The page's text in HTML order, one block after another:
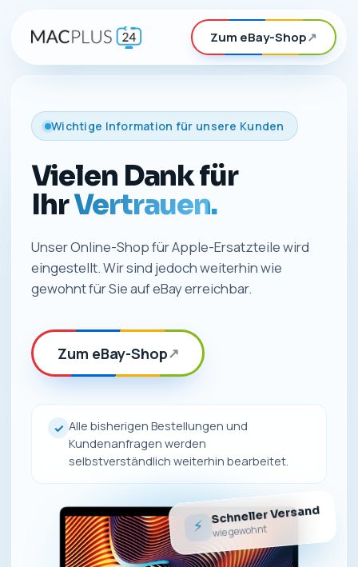
Zum eBay-Shop↗
Wichtige Information für unsere Kunden
Vielen Dank für
IhrVertrauen.
Unser Online-Shop für Apple-Ersatzteile wird
eingestellt. Wir sind jedoch weiterhin wie
gewohnt für Sie auf eBay erreichbar.
Zum eBay-Shop↗
✓ Alle bisherigen Bestellungen und
Kundenanfragen werden
selbstverständlich weiterhin bearbeitet.
⚡ Schneller Versand
wie gewohnt